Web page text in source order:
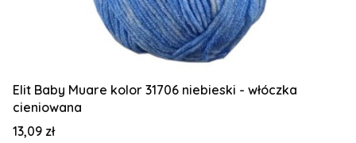
Elit Baby Muare kolor 31706 niebieski - włóczka
cieniowana
Cena
13,09 zł